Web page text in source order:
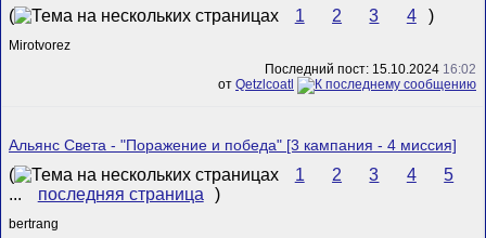
( 1 2 3 4 )
Mirotvorez
Последний пост: 15.10.2024 16:02
от Qetzlcoatl
Альянс Света - "Поражение и победа" [3 кампания - 4 миссия]
( 1 2 3 4
5
...
последняя страница )
bertrang